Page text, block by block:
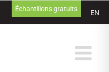
EN
Échantillons gratuits